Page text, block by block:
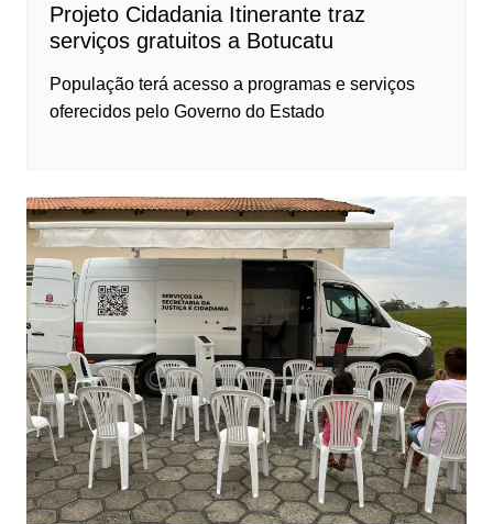
Projeto Cidadania Itinerante traz
serviços gratuitos a Botucatu
População terá acesso a programas e serviços
oferecidos pelo Governo do Estado